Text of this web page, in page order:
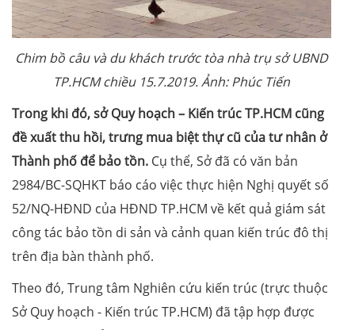
Chim bồ câu và du khách trước tòa nhà trụ sở UBND
TP.HCM chiều 15.7.2019. Ảnh: Phúc Tiến
Trong khi đó, sở Quy hoạch – Kiến trúc TP.HCM cũng
đề xuất thu hồi, trưng mua biệt thự cũ của tư nhân ở
Thành phố để bảo tồn. Cụ thể, Sở đã có văn bản
2984/BC-SQHKT báo cáo việc thực hiện Nghị quyết số
52/NQ-HĐND của HĐND TP.HCM về kết quả giám sát
công tác bảo tồn di sản và cảnh quan kiến trúc đô thị
trên địa bàn thành phố.
Theo đó, Trung tâm Nghiên cứu kiến trúc (trực thuộc
Sở Quy hoạch - Kiến trúc TP.HCM) đã tập hợp được